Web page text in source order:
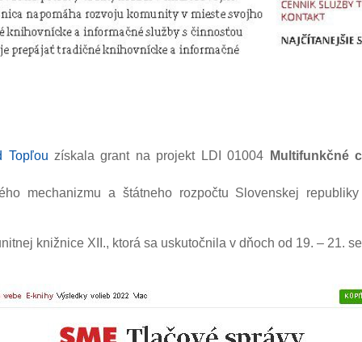
Topľou získala grant na projekt LDI 01004 Multifunkčné
mechanizmu a štátneho rozpočtu Slovenskej
knižnice XII., ktorá sa uskutočnila v dňoch od 19. – 21.